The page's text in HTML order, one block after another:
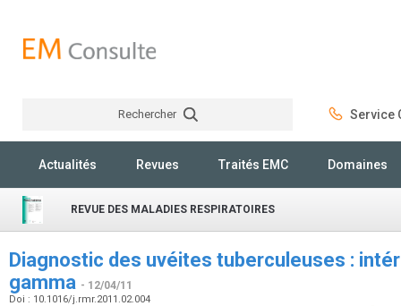
Rechercher Service
Actualités Revues Traités EMC Domaines
REVUE DES MALADIES RESPIRATOIRES
Diagnostic des uvéites tuberculeuses :
gamma - 12/04/11
Doi : 10.1016/j.rmr.2011.02.004